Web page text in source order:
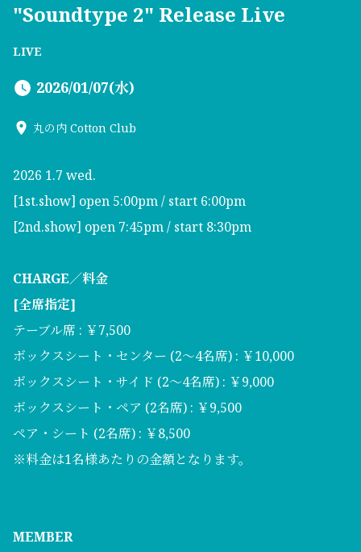
"Soundtype 2" Release Live
LIVE
2026/01/07(水)
丸の内 Cotton Club
2026 1.7 wed.
[1st.show] open 5:00pm / start 6:00pm
[2nd.show] open 7:45pm / start 8:30pm
CHARGE／料金
[全席指定]
テーブル席 : ￥7,500
ボックスシート・センター (2～4名席) : ￥10,000
ボックスシート・サイド (2～4名席) : ￥9,000
ボックスシート・ペア (2名席) : ￥9,500
ペア・シート (2名席) : ￥8,500
※料金は1名様あたりの金額となります。
MEMBER